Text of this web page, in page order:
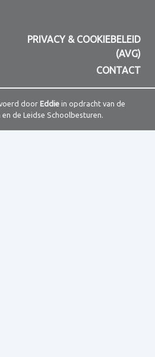
PRIVACY & COOKIEBELEID
(AVG)
CONTACT
door Eddiein opdracht van de
en de Leidse Schoolbesturen.